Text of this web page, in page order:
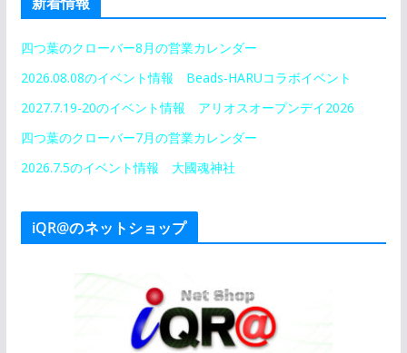
四つ葉のクローバー8月の営業カレンダー
2026.08.08のイベント情報 Beads-HARUコラボイベント
2027.7.19-20のイベント情報 アリオスオープンデイ2026
四つ葉のクローバー7月の営業カレンダー
2026.7.5のイベント情報 大國魂神社
iQR@のネットショップ